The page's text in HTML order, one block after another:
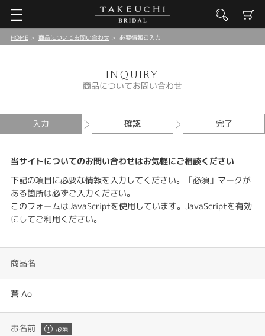
HOME 商品についてお問い合わせ 必要情報ご入力
INQUIRY
商品についてお問い合わせ
入力 確認 完了
当サイトについてのお問い合わせはお気軽にご相談ください
下記の項目に必要な情報を入力してください。「必須」マークが
ある箇所は必ずご入力ください。
このフォームはJavaScriptを使用しています。JavaScriptを有効
にしてご利用ください。
商品名
蒼 Ao
お名前